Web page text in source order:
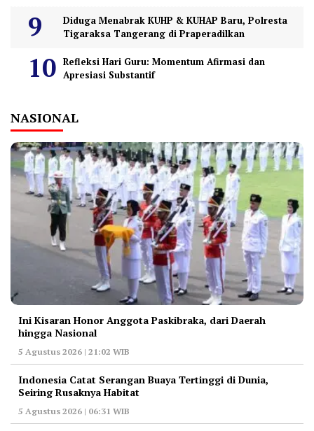
Diduga Menabrak KUHP & KUHAP Baru, Polresta
Tigaraksa Tangerang di Praperadilkan
Refleksi Hari Guru: Momentum Afirmasi dan
Apresiasi Substantif
NASIONAL
Ini Kisaran Honor Anggota Paskibraka, dari Daerah
hingga Nasional
5 Agustus 2026 | 21:02 WIB
Indonesia Catat Serangan Buaya Tertinggi di Dunia,
Seiring Rusaknya Habitat
5 Agustus 2026 | 06:31 WIB